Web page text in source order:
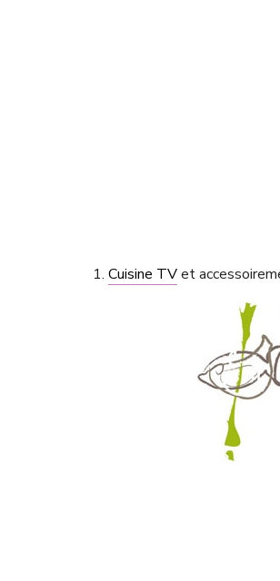
1. Cuisine TVet